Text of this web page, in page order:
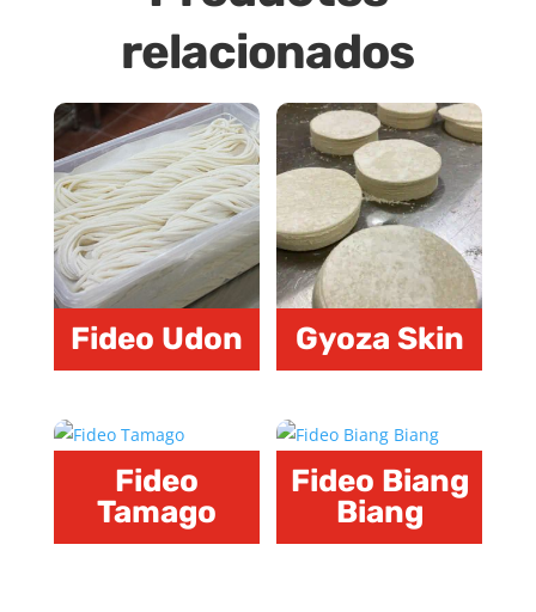
relacionados
Fideo Udon Gyoza Skin
Fideo
Tamago
Fideo Biang
Biang